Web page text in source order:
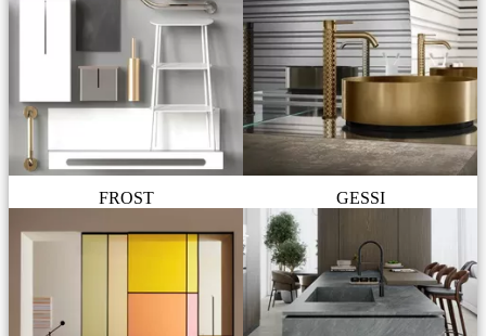
FROST GESSI